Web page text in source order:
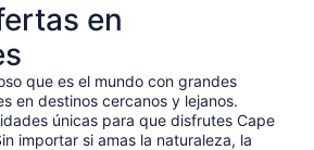
you're used to; roads are bumpy,
unpaved; people drive very fast
traffic; and a ton of pedestrians
wanted to pass on that information
off guard (or try to blame the tour
the culture, and I can't recommend
it all with an experienced local guide
en
que es el mundo con grandes
en destinos cercanos y lejanos.
únicas para que disfrutes Cape
importar si amas la naturaleza, la